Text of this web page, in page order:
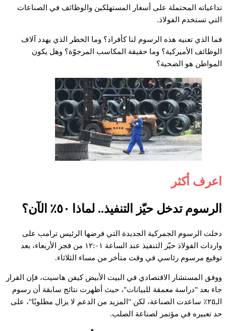
تداعياته المحتملة على أسعار المستهلكين والوظائف في الصناعات
التي تستخدم الفولاذ.
فما الذي تعنيه هذه الرسوم لنا كأفراد؟ وما الخطر الذي يهدد آلاف
الوظائف الأميركية؟ وما حقيقة المكاسب المرجوّة؟ وهل يكون
المواطن هو الضحية؟
اعرف أكثر
الرسوم تدخل حيّز التنفيذ.. لماذا ٥٠٪ الآن؟
دخلت الرسوم الجمركية الجديدة التي فرضها الرئيس ترامب على
واردات الفولاذ حيّز التنفيذ عند الساعة ١٢:٠١ من فجر الأربعاء، بعد
توقيع مرسوم رئاسي في وقت متأخر من مساء الثلاثاء.
ووفق المستشار الاقتصادي في البيت الأبيض كيفن هاسيت، فإن القرار
جاء بعد "دراسة معمقة للبيانات"، حيث أظهرت نتائج سابقة أن رسوم
الـ٢٥٪ ساعدت الصناعة، لكن "المزيد من الدعم لا يزال مطلوبًا"، على
حد تعبيره في مؤتمر لصناعة الصلب.